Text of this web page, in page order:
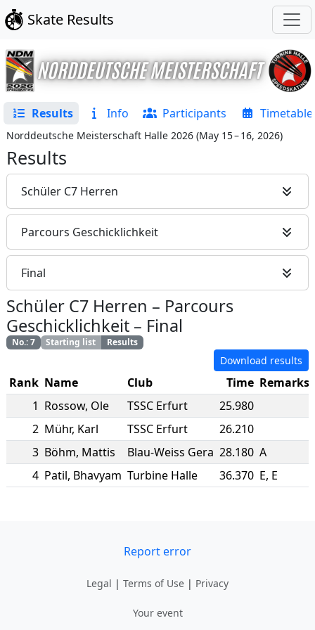
Skate Results
Results Info Participants Timetable
Norddeutsche Meisterschaft Halle 2026 (May 15 – 16, 2026)
Results
Schüler C7 Herren
Parcours Geschicklichkeit
Final
Schüler C7 Herren – Parcours
Geschicklichkeit – Final
No.:7 Starting list Results
Download results
Rank Name Club Time Remarks
1 Rossow, Ole TSSC Erfurt
25.980
2 Mühr, Karl TSSC Erfurt
26.210
3 Böhm, Mattis Blau-Weiss Gera 28.180 A
4 Patil, Bhavyam Turbine Halle 36.370 E, E
Report error
Legal | Terms of Use | Privacy
Your event